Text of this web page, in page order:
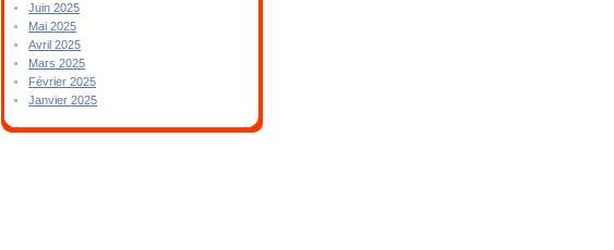
Juin 2025
Mai 2025
Avril 2025
Mars 2025
Février 2025
Janvier 2025